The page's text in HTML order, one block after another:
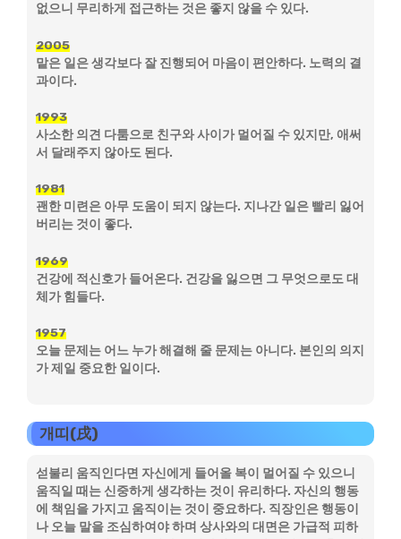
없으니 무리하게 접근하는 것은 좋지 않을 수 있다.
2005
맡은 일은 생각보다 잘 진행되어 마음이 편안하다. 노력의 결
과이다.
1993
사소한 의견 다툼으로 친구와 사이가 멀어질 수 있지만, 애써
서 달래주지 않아도 된다.
1981
괜한 미련은 아무 도움이 되지 않는다. 지나간 일은 빨리 잃어
버리는 것이 좋다.
1969
건강에 적신호가 들어온다. 건강을 잃으면 그 무엇으로도 대
체가 힘들다.
1957
오늘 문제는 어느 누가 해결해 줄 문제는 아니다. 본인의 의지
가 제일 중요한 일이다.
개띠(戌)
섣불리 움직인다면 자신에게 들어올 복이 멀어질 수 있으니
움직일 때는 신중하게 생각하는 것이 유리하다. 자신의 행동
에 책임을 가지고 움직이는 것이 중요하다. 직장인은 행동이
나 오늘 말을 조심하여야 하며 상사와의 대면은 가급적 피하